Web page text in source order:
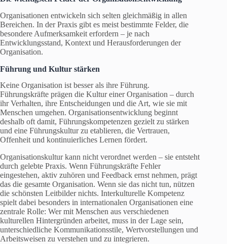
Organisationen entwickeln sich selten gleichmäßig in allen
Bereichen. In der Praxis gibt es meist bestimmte Felder, die
besondere Aufmerksamkeit erfordern – je nach
Entwicklungsstand, Kontext und Herausforderungen der
Organisation.
Führung und Kultur stärken
Keine Organisation ist besser als ihre Führung.
Führungskräfte prägen die Kultur einer Organisation – durch
ihr Verhalten, ihre Entscheidungen und die Art, wie sie mit
Menschen umgehen. Organisationsentwicklung beginnt
deshalb oft damit, Führungskompetenzen gezielt zu stärken
und eine Führungskultur zu etablieren, die Vertrauen,
Offenheit und kontinuierliches Lernen fördert.
Organisationskultur kann nicht verordnet werden – sie entsteht
durch gelebte Praxis. Wenn Führungskräfte Fehler
eingestehen, aktiv zuhören und Feedback ernst nehmen, prägt
das die gesamte Organisation. Wenn sie das nicht tun, nützen
die schönsten Leitbilder nichts. Interkulturelle Kompetenz
spielt dabei besonders in internationalen Organisationen eine
zentrale Rolle: Wer mit Menschen aus verschiedenen
kulturellen Hintergründen arbeitet, muss in der Lage sein,
unterschiedliche Kommunikationsstile, Wertvorstellungen und
Arbeitsweisen zu verstehen und zu integrieren.